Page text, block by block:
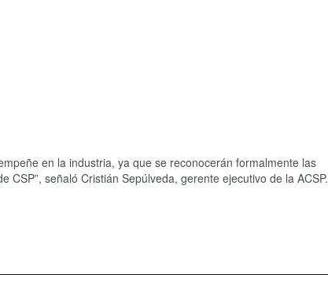
en la industria, ya que se reconocerán formalmente las
señaló Cristián Sepúlveda, gerente ejecutivo de la ACSP.